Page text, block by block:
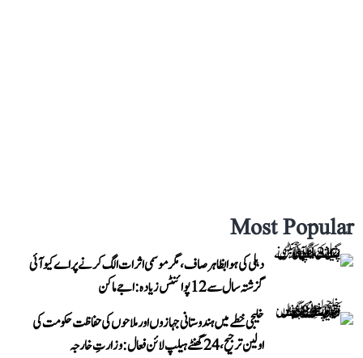
Most Popular
دہلی کی ہوا بظاہر صاف، مگر موسمی اثرات الگ کرنے پر اے کیو آئی
گزشتہ سال سے 12 پوائنٹس زیادہ: اجے ماکن
خلیجی خطے میں ہندوستانی جہازوں اور ملاحوں کی حفاظت حکومت کی
اولین ترجیح، 24 گھنٹے ہیلپ لائن فعال: وزارتِ خارجہ